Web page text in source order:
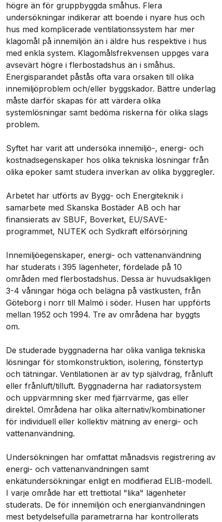
högre än för gruppbyggda småhus. Flera
undersökningar indikerar att boende i nyare hus och
hus med komplicerade ventilationssystem har mer
klagomål på innemiljön än i äldre hus respektive i hus
med enkla system. Klagomålsfrekvensen uppges vara
avsevärt högre i flerbostadshus än i småhus.
Energisparandet påstås ofta vara orsaken till olika
innemiljöproblem och/eller byggskador. Bättre underlag
måste därför skapas för att värdera olika
systemlösningar samt bedöma riskerna för olika slags
problem.
Syftet har varit att undersöka innemiljö-, energi- och
kostnadsegenskaper hos olika tekniska lösningar från
olika epoker samt studera inverkan av olika byggregler.
Arbetet har utförts av Bygg- och Energiteknik i
samarbete med Skanska Bostäder AB och har
finansierats av SBUF, Boverket, EU/SAVE-
programmet, NUTEK och Sydkraft elförsörjning
Innemiljöegenskaper, energi- och vattenanvändning
har studerats i 395 lägenheter, fördelade på 10
områden med flerbostadshus. Dessa är huvudsakligen
3-4 våningar höga och belägna på västkusten, från
Göteborg i norr till Malmö i söder. Husen har uppförts
mellan 1952 och 1994. Tre av områdena har byggts
om.
De studerade byggnaderna har olika vanliga tekniska
lösningar för stomkonstruktion, isolering, fönstertyp
och tätningar. Ventilationen är av typ självdrag, frånluft
eller frånluft/tilluft. Byggnaderna har radiatorsystem
och uppvärmning sker med fjärrvärme, gas eller
direktel. Områdena har olika alternativ/kombinationer
för individuell eller kollektiv mätning av energi- och
vattenanvändning.
Undersökningen har omfattat månadsvis registrering av
energi- och vattenanvändningen samt
enkätundersökningar enligt en modifierad ELIB-modell.
I varje område har ett trettiotal "lika" lägenheter
studerats. De för innemiljön och energianvändningen
mest betydelsefulla parametrarna har kontrollerats